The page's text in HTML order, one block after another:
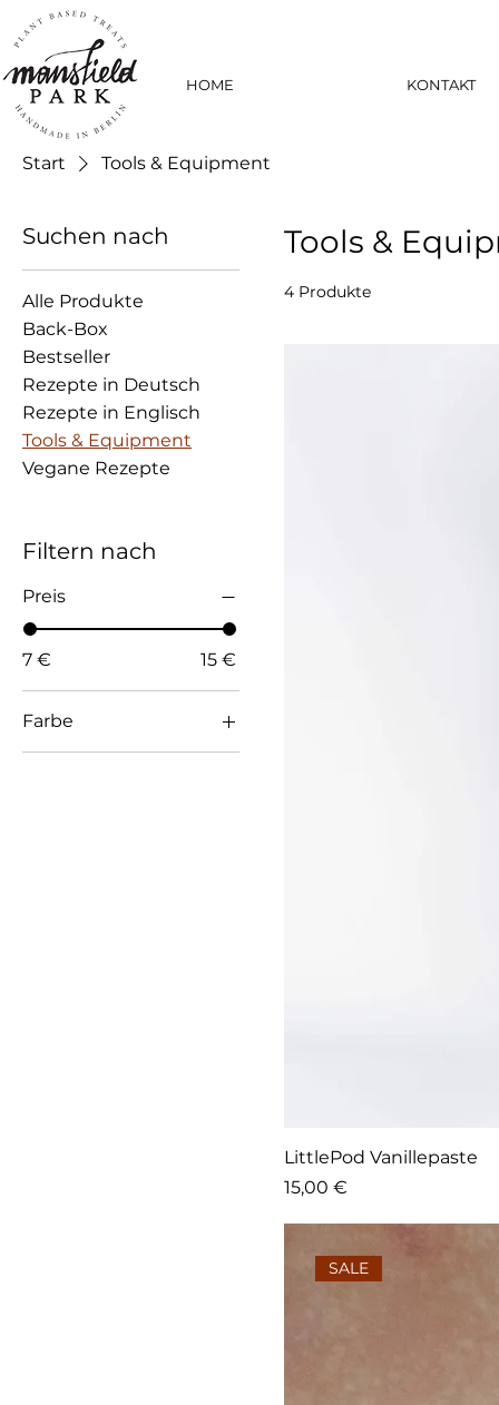
HOME KONTAKT
Start Tools & Equipment
Suchen nach
Alle Produkte
Back-Box
Bestseller
Rezepte in Deutsch
Rezepte in Englisch
Tools & Equipment
Vegane Rezepte
Filtern nach
Preis
7 € 15 €
Farbe
Nordic Blue
Tools &
4 Produkte
LittlePod Vanillepaste
Preis
15,00 €
SALE